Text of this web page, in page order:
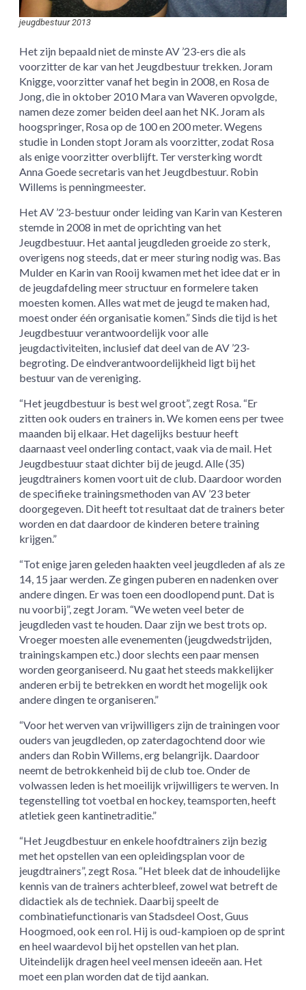
jeugdbestuur 2013
Het zijn bepaald niet de minste AV ’23-ers die als
voorzitter de kar van het Jeugdbestuur trekken. Joram
Knigge, voorzitter vanaf het begin in 2008, en Rosa de
Jong, die in oktober 2010 Mara van Waveren opvolgde,
namen deze zomer beiden deel aan het NK. Joram als
hoogspringer, Rosa op de 100 en 200 meter. Wegens
studie in Londen stopt Joram als voorzitter, zodat Rosa
als enige voorzitter overblijft. Ter versterking wordt
Anna Goede secretaris van het Jeugdbestuur. Robin
Willems is penningmeester.
Het AV ’23-bestuur onder leiding van Karin van Kesteren
stemde in 2008 in met de oprichting van het
Jeugdbestuur. Het aantal jeugdleden groeide zo sterk,
overigens nog steeds, dat er meer sturing nodig was. Bas
Mulder en Karin van Rooij kwamen met het idee dat er in
de jeugdafdeling meer structuur en formelere taken
moesten komen. Alles wat met de jeugd te maken had,
moest onder één organisatie komen.” Sinds die tijd is het
Jeugdbestuur verantwoordelijk voor alle
jeugdactiviteiten, inclusief dat deel van de AV ’23-
begroting. De eindverantwoordelijkheid ligt bij het
bestuur van de vereniging.
“Het jeugdbestuur is best wel groot”, zegt Rosa. “Er
zitten ook ouders en trainers in. We komen eens per twee
maanden bij elkaar. Het dagelijks bestuur heeft
daarnaast veel onderling contact, vaak via de mail. Het
Jeugdbestuur staat dichter bij de jeugd. Alle (35)
jeugdtrainers komen voort uit de club. Daardoor worden
de specifieke trainingsmethoden van AV ’23 beter
doorgegeven. Dit heeft tot resultaat dat de trainers beter
worden en dat daardoor de kinderen betere training
krijgen.”
“Tot enige jaren geleden haakten veel jeugdleden af als ze
14, 15 jaar werden. Ze gingen puberen en nadenken over
andere dingen. Er was toen een doodlopend punt. Dat is
nu voorbij”, zegt Joram. “We weten veel beter de
jeugdleden vast te houden. Daar zijn we best trots op.
Vroeger moesten alle evenementen (jeugdwedstrijden,
trainingskampen etc.) door slechts een paar mensen
worden georganiseerd. Nu gaat het steeds makkelijker
anderen erbij te betrekken en wordt het mogelijk ook
andere dingen te organiseren.”
“Voor het werven van vrijwilligers zijn de trainingen voor
ouders van jeugdleden, op zaterdagochtend door wie
anders dan Robin Willems, erg belangrijk. Daardoor
neemt de betrokkenheid bij de club toe. Onder de
volwassen leden is het moeilijk vrijwilligers te werven. In
tegenstelling tot voetbal en hockey, teamsporten, heeft
atletiek geen kantinetraditie.”
“Het Jeugdbestuur en enkele hoofdtrainers zijn bezig
met het opstellen van een opleidingsplan voor de
jeugdtrainers”, zegt Rosa. “Het bleek dat de inhoudelijke
kennis van de trainers achterbleef, zowel wat betreft de
didactiek als de techniek. Daarbij speelt de
combinatiefunctionaris van Stadsdeel Oost, Guus
Hoogmoed, ook een rol. Hij is oud-kampioen op de sprint
en heel waardevol bij het opstellen van het plan.
Uiteindelijk dragen heel veel mensen ideeën aan. Het
moet een plan worden dat de tijd aankan.